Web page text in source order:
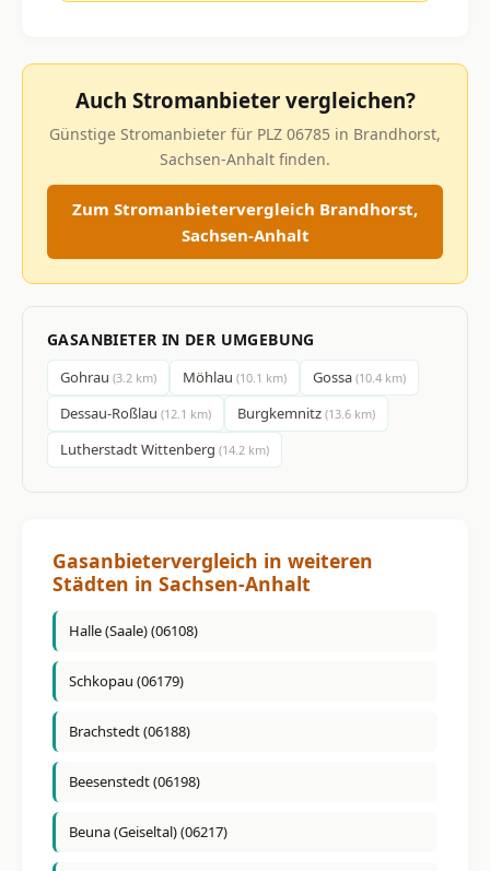
Auch Stromanbieter vergleichen?
Günstige Stromanbieter für PLZ 06785 in Brandhorst,
Sachsen-Anhalt finden.
Zum Stromanbietervergleich Brandhorst,
Sachsen-Anhalt
GASANBIETER IN DER UMGEBUNG
Gohrau (3.2 km) Möhlau (10.1 km) Gossa (10.4 km)
Dessau-Roßlau (12.1 km) Burgkemnitz (13.6 km)
Lutherstadt Wittenberg (14.2 km)
Gasanbietervergleich in weiteren
Städten in Sachsen-Anhalt
Halle (Saale) (06108)
Schkopau (06179)
Brachstedt (06188)
Beesenstedt (06198)
Beuna (Geiseltal) (06217)